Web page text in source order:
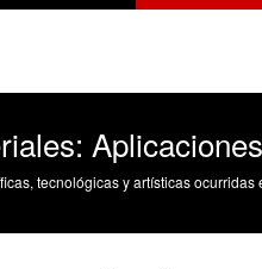
y artísticas ocurridas en los tres